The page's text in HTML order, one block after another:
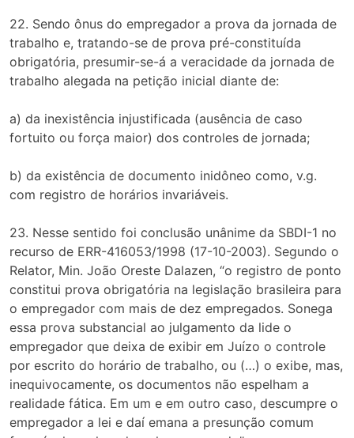
22. Sendo ônus do empregador a prova da jornada de
trabalho e, tratando-se de prova pré-constituída
obrigatória, presumir-se-á a veracidade da jornada de
trabalho alegada na petição inicial diante de:
a) da inexistência injustificada (ausência de caso
fortuito ou força maior) dos controles de jornada;
b) da existência de documento inidôneo como, v.g.
com registro de horários invariáveis.
23. Nesse sentido foi conclusão unânime da SBDI-1 no
recurso de ERR-416053/1998 (17-10-2003). Segundo o
Relator, Min. João Oreste Dalazen, “o registro de ponto
constitui prova obrigatória na legislação brasileira para
o empregador com mais de dez empregados. Sonega
essa prova substancial ao julgamento da lide o
empregador que deixa de exibir em Juízo o controle
por escrito do horário de trabalho, ou (…) o exibe, mas,
inequivocamente, os documentos não espelham a
realidade fática. Em um e em outro caso, descumpre o
empregador a lei e daí emana a presunção comum